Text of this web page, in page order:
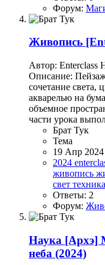
Форум:
Живопись
Автор: Enterclass
Описание:
сочетание света,
акварелью на
объемное
части урока
Брат Тук
Тема
19 Апр 2024
2024
живопись
свет техника
Ответы: 2
Форум:
Наука [Архэ]
неба (2024)